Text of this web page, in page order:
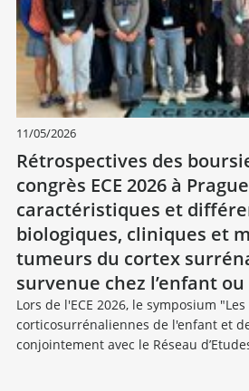
11/05/2026
Rétrospectives des
congrès ECE 2026 à
caractéristiques et
biologiques, cliniques et
tumeurs du cortex
survenue chez l’enfant ou
Lors de l'ECE 2026, le symposium
corticosurrénaliennes de l'enfant et
conjointement avec le Réseau